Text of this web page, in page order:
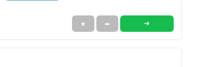
★ ➦ ➜